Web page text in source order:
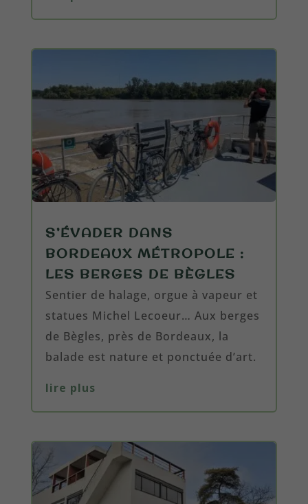
S’ÉVADER DANS
BORDEAUX MÉTROPOLE :
LES BERGES DE BÈGLES
Sentier de halage, orgue à vapeur et
statues Michel Lecoeur… Aux berges
de Bègles, près de Bordeaux, la
balade est nature et ponctuée d’art.
lire plus